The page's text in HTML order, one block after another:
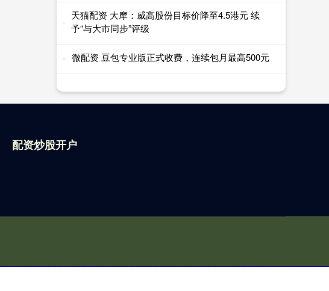
天猫配资 大摩：威高股份目标价降至4.5港元 续
予“与大市同步”评级
微配资 豆包专业版正式收费，连续包月最高500元
配资炒股开户